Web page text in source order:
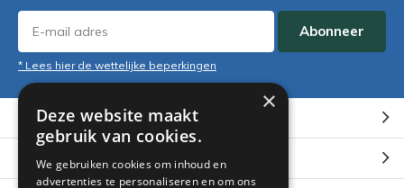
Abonneer
* Lees hier de wettelijke beperkingen
Klantenservice
Mijn account
×
Deze website maakt
gebruik van cookies.
We gebruiken cookies om inhoud en
advertenties te personaliseren en om ons